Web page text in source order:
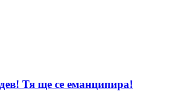
Тя ще се еманципира!